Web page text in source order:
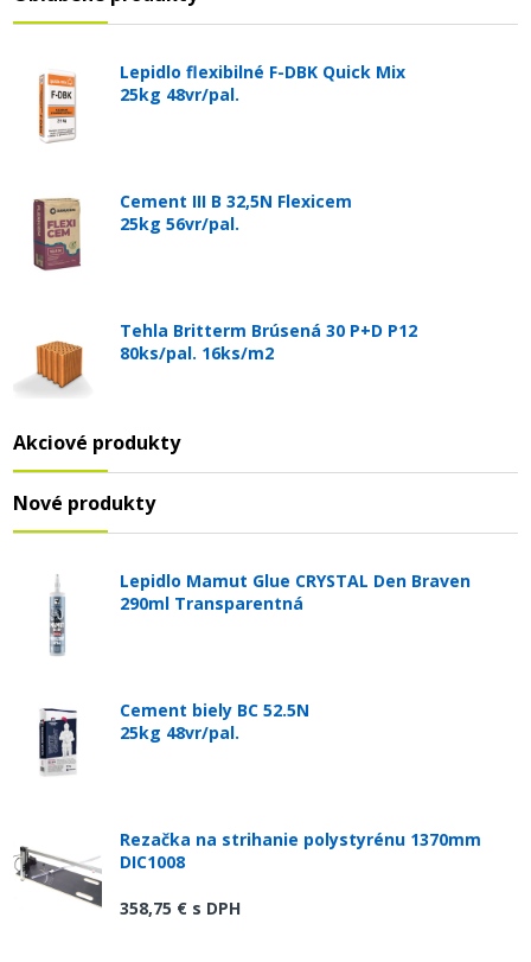
Lepidlo flexibilné F-DBK Quick Mix
25kg 48vr/pal.
Cement III B 32,5N Flexicem
25kg 56vr/pal.
Tehla Britterm Brúsená 30 P+D P12
80ks/pal. 16ks/m2
Akciové produkty
Nové produkty
Lepidlo Mamut Glue CRYSTAL Den Braven
290ml Transparentná
Cement biely BC 52.5N
25kg 48vr/pal.
Rezačka na strihanie polystyrénu 1370mm
DIC1008
358,75 € s DPH